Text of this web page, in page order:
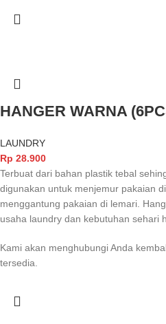
HANGER WARNA
LAUNDRY
Rp 28.900
Terbuat dari bahan plastik tebal
digunakan untuk menjemur pakaian
menggantung pakaian di lemari.
usaha laundry dan kebutuhan sehari
Kami akan menghubungi Anda
tersedia.